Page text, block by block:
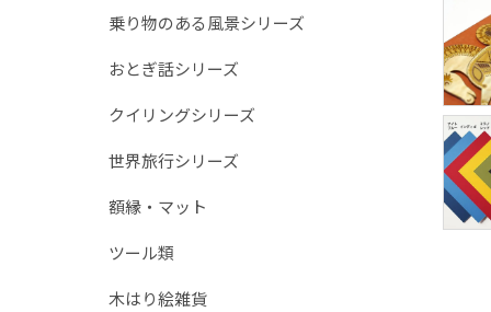
乗り物のある風景シリーズ
おとぎ話シリーズ
クイリングシリーズ
世界旅行シリーズ
額縁・マット
ツール類
木はり絵雑貨